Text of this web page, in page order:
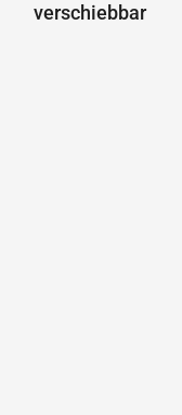
verschiebbar